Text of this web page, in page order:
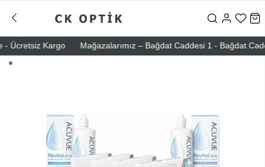
Kargo Mağazalarımız – Bağdat Caddesi 1 - Bağdat